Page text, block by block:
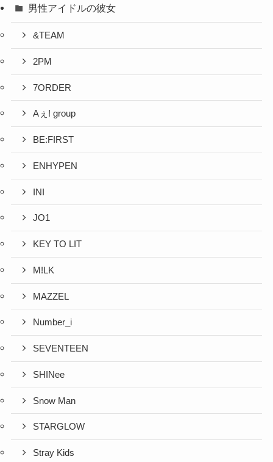
男性アイドルの彼女
&TEAM
2PM
7ORDER
Aぇ! group
BE:FIRST
ENHYPEN
INI
JO1
KEY TO LIT
M!LK
MAZZEL
Number_i
SEVENTEEN
SHINee
Snow Man
STARGLOW
Stray Kids